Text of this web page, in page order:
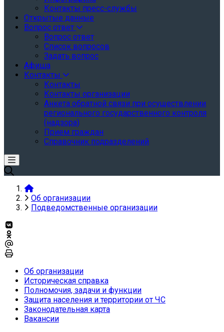
Контакты пресс-службы
Открытые данные
Вопрос ответ
Вопрос ответ
Список вопросов
Задать вопрос
Афиша
Контакты
Контакты
Контакты организации
Анкета обратной связи при осуществлении
регионального государственного контроля
(надзора)
Прием граждан
Справочник подразделений
Об организации
Подведомственные организации
Об организации
Историческая справка
Полномочия, задачи и функции
Защита населения и территории от ЧС
Законодательная карта
Вакансии